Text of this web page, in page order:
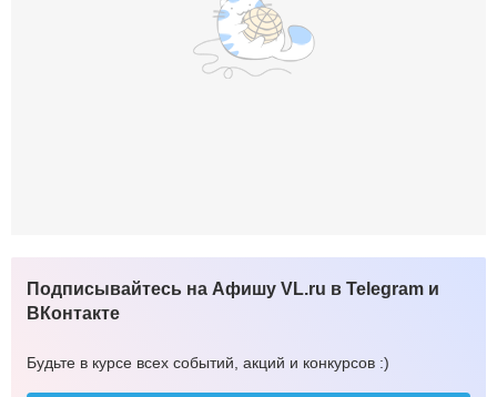
Подписывайтесь на Афишу VL.ru в Telegram и
ВКонтакте
Будьте в курсе всех событий, акций и конкурсов :)